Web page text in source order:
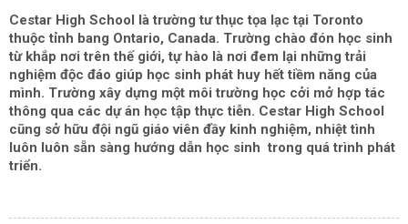
Cestar High School là trường tư thục tọa lạc tại Toronto
thuộc tỉnh bang Ontario, Canada. Trường chào đón học sinh
từ khắp nơi trên thế giới, tự hào là nơi đem lại những trải
nghiệm độc đáo giúp học sinh phát huy hết tiềm năng của
mình. Trường xây dựng một môi trường học cởi mở hợp tác
thông qua các dự án học tập thực tiễn. Cestar High School
cũng sở hữu đội ngũ giáo viên đầy kinh nghiệm, nhiệt tình
luôn luôn sẵn sàng hướng dẫn học sinh trong quá trình phát
triển.